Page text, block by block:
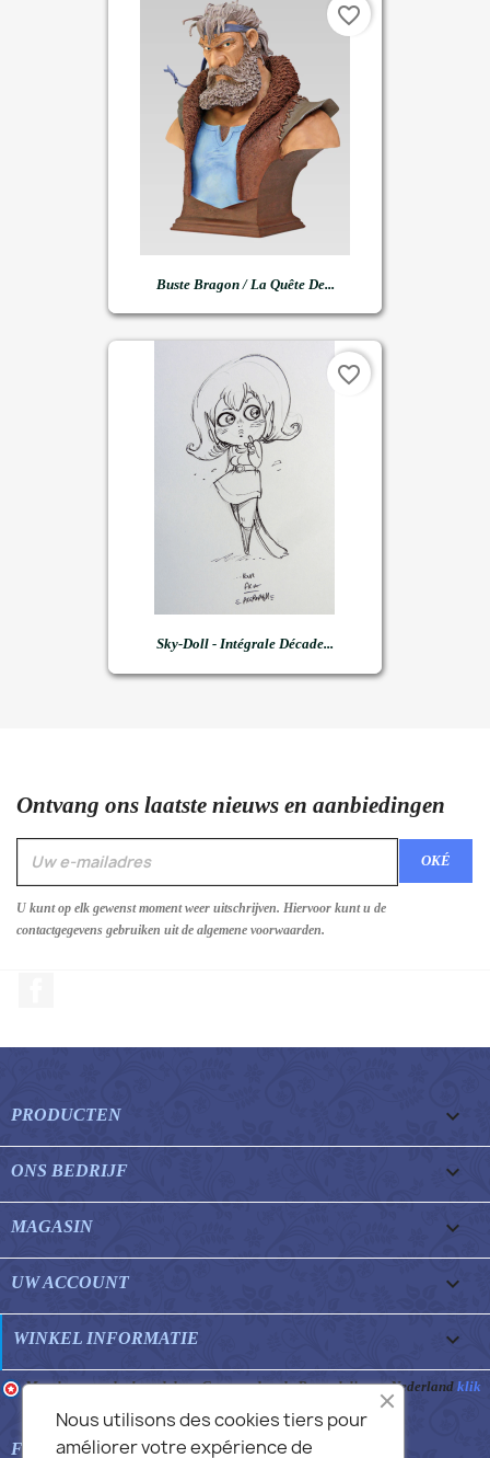
Buste Bragon / La Quête De...
favorite_border
Sky-Doll - Intégrale Décade...
favorite_border
Ontvang ons laatste nieuws en aanbiedingen
U kunt op elk gewenst moment weer uitschrijven. Hiervoor kunt u de
contactgegevens gebruiken uit de algemene voorwaarden.
PRODUCTEN 
ONS BEDRIJF 
MAGASIN 
UW ACCOUNT 
WINKEL INFORMATIE keyboard_arrow_down
Merchant goedgekeurd door Gegarandeerde Beoordelingen Nederland klik
hier om het attest te tonen
FEATURED FAQS 
Nous utilisons des cookies tiers pour
améliorer votre expérience de